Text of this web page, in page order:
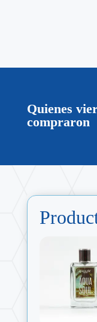
Quienes
compraron